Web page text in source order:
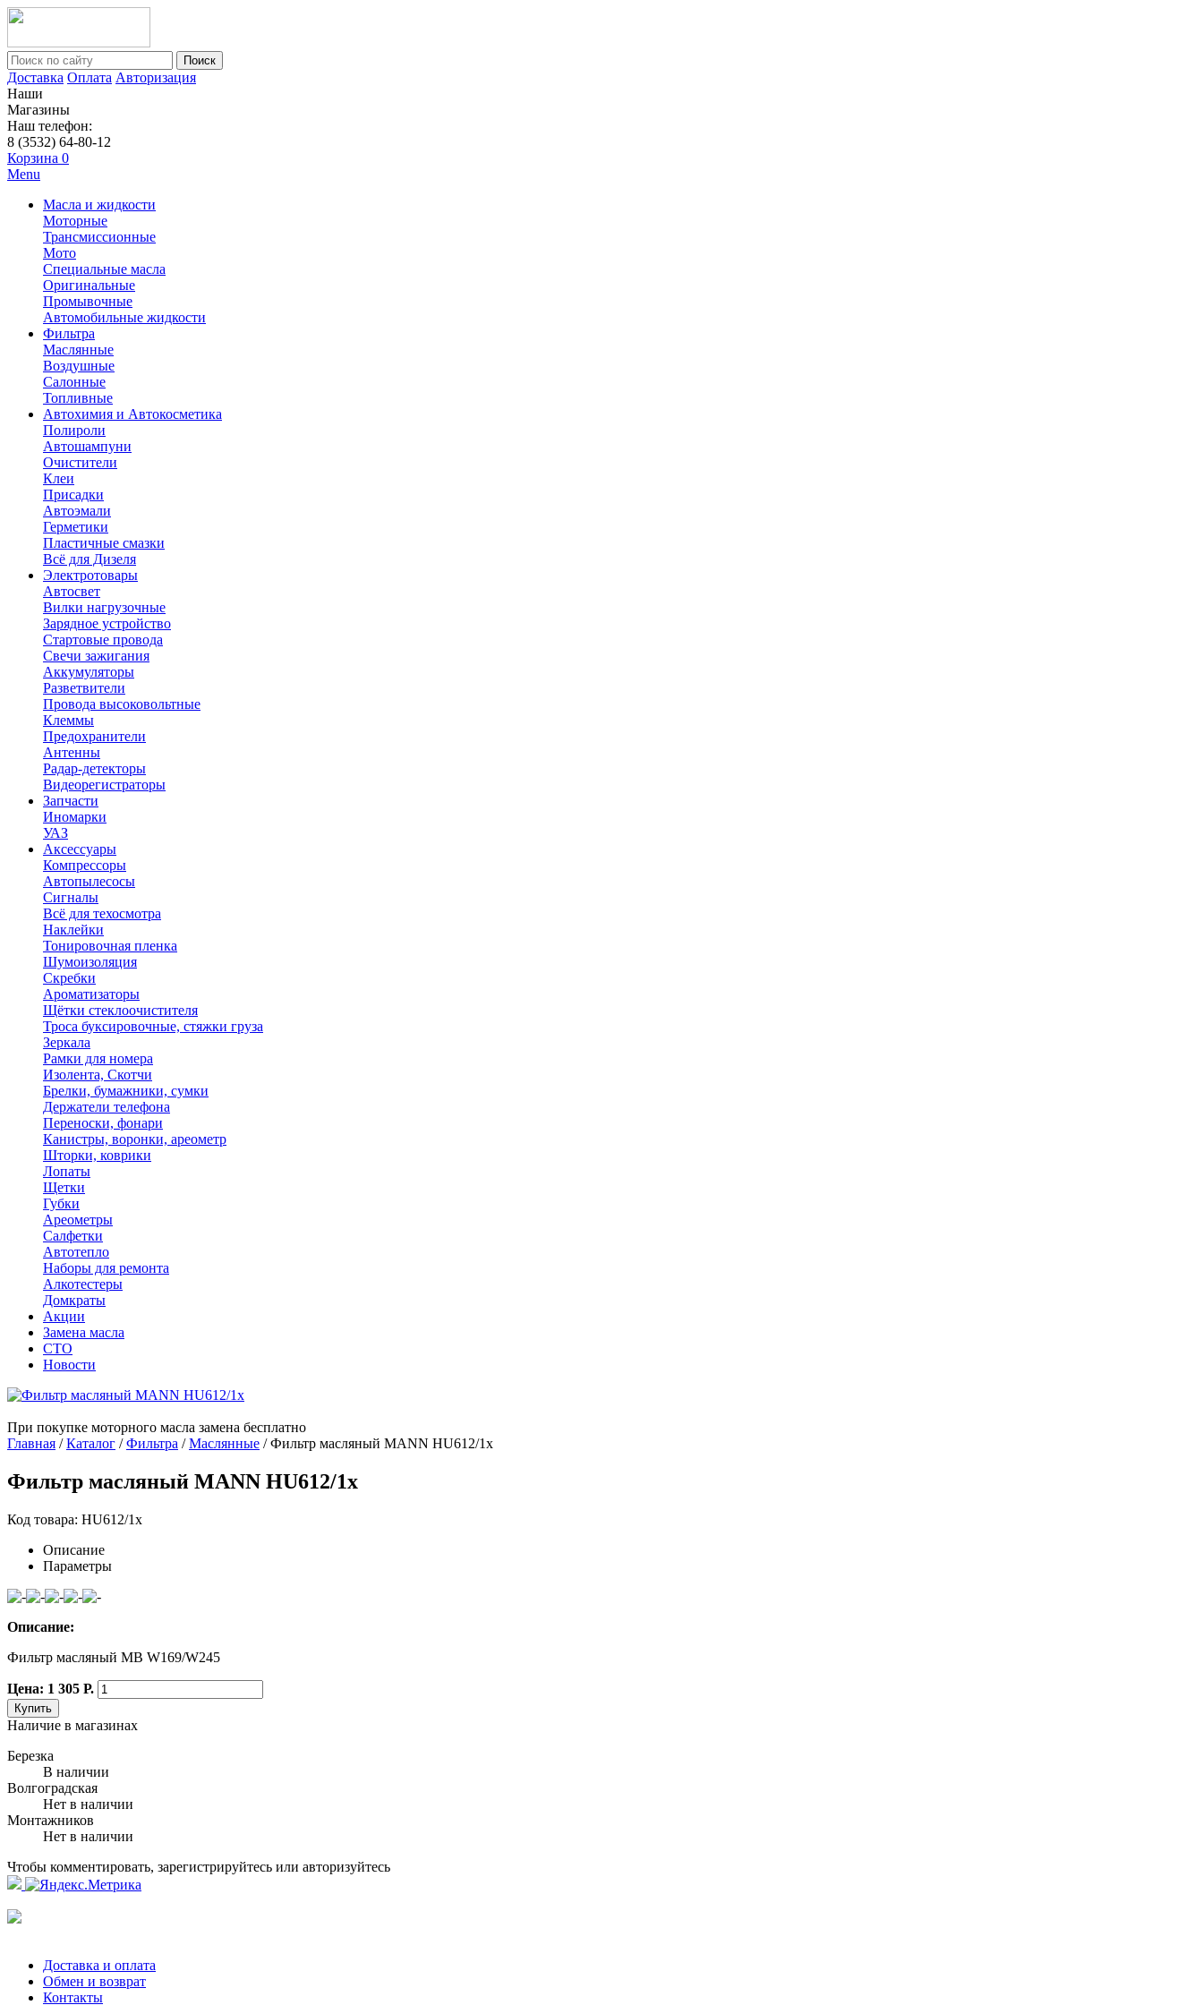
Поиск
Доставка Оплата Авторизация
Наши
Магазины
Наш телефон:
8 (3532) 64-80-12
Корзина 0
Menu
Масла и жидкости
Моторные
Трансмиссионные
Мото
Специальные масла
Оригинальные
Промывочные
Автомобильные жидкости
Фильтра
Маслянные
Воздушные
Салонные
Топливные
Автохимия и Автокосметика
Полироли
Автошампуни
Очистители
Клеи
Присадки
Автоэмали
Герметики
Пластичные смазки
Всё для Дизеля
Электротовары
Автосвет
Вилки нагрузочные
Зарядное устройство
Стартовые провода
Свечи зажигания
Аккумуляторы
Разветвители
Провода высоковольтные
Клеммы
Предохранители
Антенны
Радар-детекторы
Видеорегистраторы
Запчасти
Иномарки
УАЗ
Аксесcуары
Компрессоры
Автопылесосы
Сигналы
Всё для техосмотра
Наклейки
Тонировочная пленка
Шумоизоляция
Скребки
Ароматизаторы
Щётки стеклоочистителя
Троса буксировочные, стяжки груза
Зеркала
Рамки для номера
Изолента, Скотчи
Брелки, бумажники, сумки
Держатели телефона
Переноски, фонари
Канистры, воронки, ареометр
Шторки, коврики
Лопаты
Щетки
Губки
Ареометры
Салфетки
Автотепло
Наборы для ремонта
Алкотестеры
Домкраты
Акции
Замена масла
СТО
Новости
При покупке моторного масла замена бесплатно
Главная /Каталог /Фильтра /Маслянные /Фильтр масляный MANN HU612/1x
Фильтр масляный MANN HU612/1x
Код товара: HU612/1x
Описание
Параметры
Описание:
Фильтр масляный MB W169/W245
Цена: 1 305 Р.
Купить
Наличие в магазинах
Березка
В наличии
Волгоградская
Нет в наличии
Монтажников
Нет в наличии
Чтобы комментировать, зарегистрируйтесь или авторизуйтесь
Доставка и оплата
Обмен и возврат
Контакты